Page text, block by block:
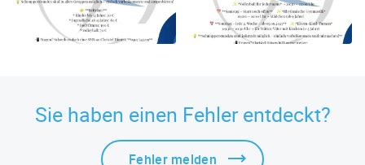
Sie haben einen Fehler entdeckt?
Fehler melden